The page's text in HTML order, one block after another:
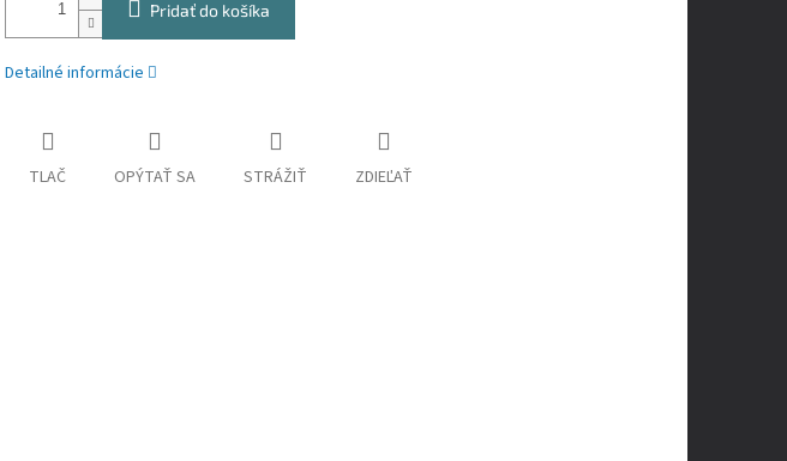
Pridať do košíka
Detailné informácie
TLAČ OPÝTAŤ SA STRÁŽIŤ ZDIEĽAŤ